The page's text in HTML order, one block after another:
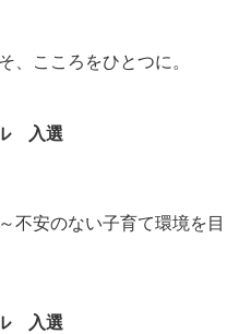
こころをひとつに。
入選
安のない子育て環境を目
入選